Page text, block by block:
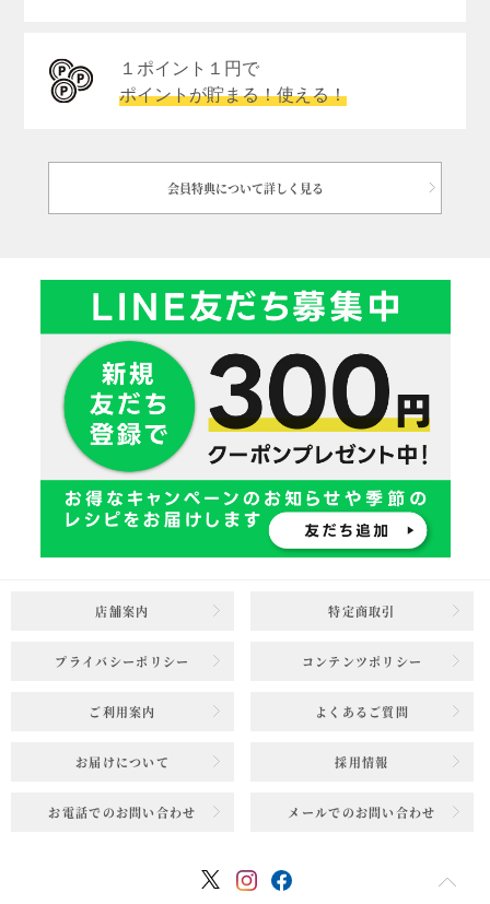
１ポイント１円で
ポイントが貯まる！使える！
会員特典について詳しく見る
店舗案内 特定商取引
プライバシーポリシー コンテンツポリシー
ご利用案内 よくあるご質問
お届けについて 採用情報
お電話でのお問い合わせ メールでのお問い合わせ